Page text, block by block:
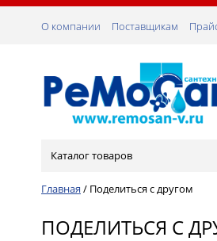
О компании Поставщикам
Каталог товаров
Главная / Поделиться с другом
ПОДЕЛИТЬСЯ С